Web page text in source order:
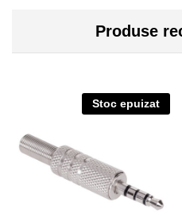
Produse
Stoc epuizat